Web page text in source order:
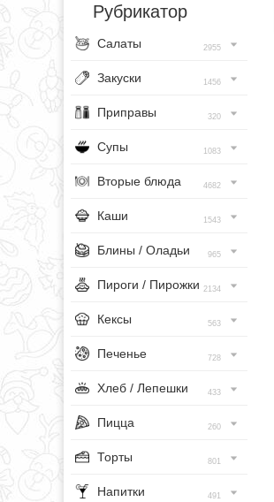
Рубрикатор
Салаты 2955
Закуски 1456
Приправы 320
Супы 1083
Вторые блюда 4682
Каши 1543
Блины / Оладьи 965
Пироги / Пирожки 2134
Кексы 563
Печенье 728
Хлеб / Лепешки 433
Пицца 260
Торты 801
Напитки 491